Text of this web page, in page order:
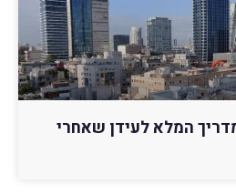
ב-2026: המדריך המלא לעידן שאחרי